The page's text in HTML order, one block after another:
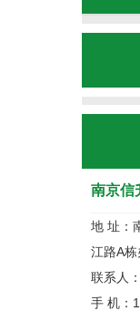
南京信
地 址：
江路A
联系人
手 机：